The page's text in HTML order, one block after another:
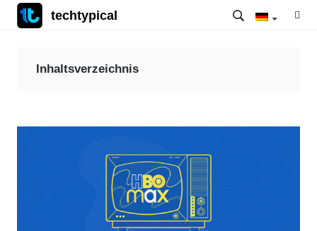
techtypical
Inhaltsverzeichnis